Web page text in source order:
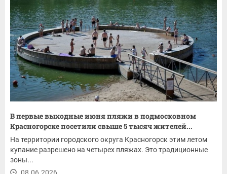
В первые выходные июня пляжи в подмосковном
Красногорске посетили свыше 5 тысяч жителей...
На территории городского округа Красногорск этим летом
купание разрешено на четырех пляжах. Это традиционные
зоны...
08.06.2026